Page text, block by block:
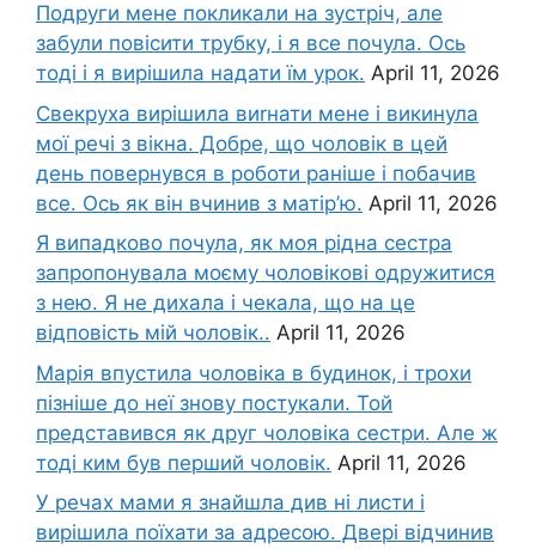
Подруги мене покликали на зустріч, але
забули повісити трубку, і я все почула. Ось
тоді і я вирішила надати їм урок. April 11, 2026
Свекруха вирішила виrнати мене і викинула
мої речі з вікна. Добре, що чоловік в цей
день повернувся в роботи раніше і побачив
все. Ось як він вчинив з матір’ю. April 11, 2026
Я випадково почула, як моя рідна сестра
запропонувала моєму чоловікові одружитися
з нею. Я не дихала і чекала, що на це
відповість мій чоловік.. April 11, 2026
Марія впустила чоловіка в будинок, і трохи
пізніше до неї знову постукали. Той
представився як друг чоловіка сестри. Але ж
тоді ким був перший чоловік. April 11, 2026
У речах мами я знайшла див ні листи і
вирішила поїхати за адресою. Двері відчинив